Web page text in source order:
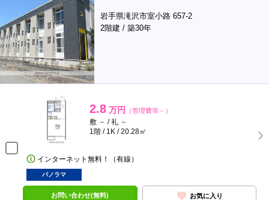
岩手県滝沢市室小路 657-2
2階建 / 築30年
2.8 万円 （管理費等－）
敷 － / 礼 －
1階 / 1K / 20.28㎡
インターネット無料！（有線）
パノラマ
お問い合わせ(無料) お気に入り